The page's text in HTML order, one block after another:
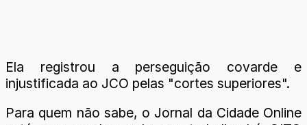
Ela registrou a perseguição covarde e
injustificada ao JCO pelas "cortes superiores".
Para quem não sabe, o Jornal da Cidade Online